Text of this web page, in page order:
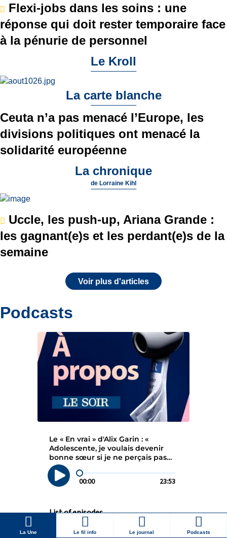
La Une Le fil info Le journal Podcasts
Flexi-jobs dans les soins : une
réponse qui doit rester temporaire face
à la pénurie de personnel
Le Kroll
La carte blanche
Ceuta n’a pas menacé l’Europe, les
divisions politiques ont menacé la
solidarité européenne
La chronique
de Lorraine Kihl
Uccle, les push-up, Ariana Grande :
les gagnant(e)s et les perdant(e)s de la
semaine
Voir plus d'articles
Podcasts